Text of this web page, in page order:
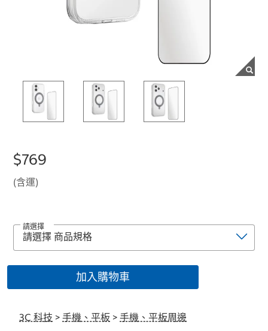
$769
(含運)
請選擇
加入購物車
3C 科技 > 手機、平板 > 手機、平板周邊